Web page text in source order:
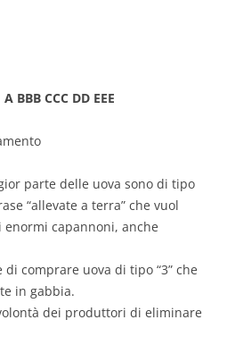
A BBB CCC DD EEE
parte delle uova sono di tipo
“allevate a terra” che vuol
capannoni, anche
comprare uova di tipo “3” che
in gabbia.
dei produttori di eliminare